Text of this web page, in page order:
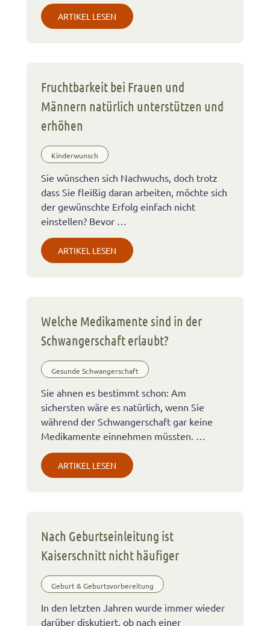
ARTIKEL LESEN
Fruchtbarkeit bei Frauen und
Männern natürlich unterstützen und
erhöhen
Kinderwunsch
Sie wünschen sich Nachwuchs, doch trotz
dass Sie fleißig daran arbeiten, möchte sich
der gewünschte Erfolg einfach nicht
einstellen? Bevor …
ARTIKEL LESEN
Welche Medikamente sind in der
Schwangerschaft erlaubt?
Gesunde Schwangerschaft
Sie ahnen es bestimmt schon: Am
sichersten wäre es natürlich, wenn Sie
während der Schwangerschaft gar keine
Medikamente einnehmen müssten. …
ARTIKEL LESEN
Nach Geburtseinleitung ist
Kaiserschnitt nicht häufiger
Geburt & Geburtsvorbereitung
In den letzten Jahren wurde immer wieder
darüber diskutiert, ob nach einer